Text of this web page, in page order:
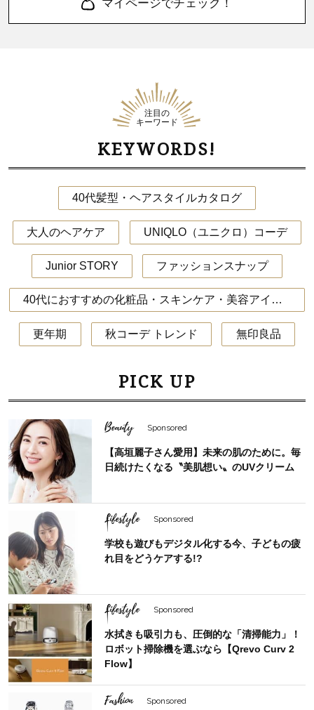
マイページでチェック！
注目の
キーワード
KEYWORDS!
40代髪型・ヘアスタイルカタログ
大人のヘアケア UNIQLO（ユニクロ）コーデ
Junior STORY ファッションスナップ
40代におすすめの化粧品・スキンケア・美容アイテム
更年期 秋コーデ トレンド 無印良品
PICK UP
Beauty Sponsored
【高垣麗子さん愛用】未来の肌のために。毎
日続けたくなる〝美肌想い〟のUVクリーム
Lifestyle Sponsored
学校も遊びもデジタル化する今、子どもの疲
れ目をどうケアする!?
Lifestyle Sponsored
水拭きも吸引力も、圧倒的な「清掃能力」！
ロボット掃除機を選ぶなら【Qrevo Curv 2
Flow】
Fashion Sponsored